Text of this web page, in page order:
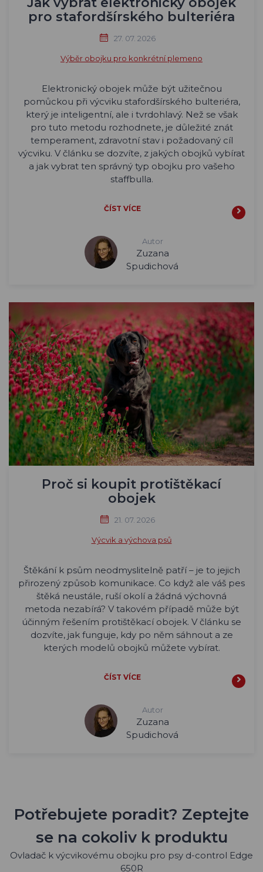
pro stafordšírského bulteriéra
27. 07. 2026
Výběr obojku pro konkrétní plemeno
Elektronický obojek může být užitečnou
pomůckou při výcviku stafordšírského bulteriéra,
který je inteligentní, ale i tvrdohlavý. Než se však
pro tuto metodu rozhodnete, je důležité znát
temperament, zdravotní stav i požadovaný cíl
výcviku. V článku se dozvíte, z jakých obojků vybírat
a jak vybrat ten správný typ obojku pro vašeho
staffbulla.
ČÍST VÍCE
Autor
Zuzana
Spudichová
Proč si koupit protištěkací
obojek
21. 07. 2026
Výcvik a výchova psů
Štěkání k psům neodmyslitelně patří – je to jejich
přirozený způsob komunikace. Co když ale váš pes
štěká neustále, ruší okolí a žádná výchovná
metoda nezabírá? V takovém případě může být
účinným řešením protištěkací obojek. V článku se
dozvíte, jak funguje, kdy po něm sáhnout a ze
kterých modelů obojků můžete vybírat.
ČÍST VÍCE
Autor
Zuzana
Spudichová
Potřebujete poradit? Zeptejte
se na cokoliv k produktu
Ovladač k výcvikovému obojku pro psy d-control Edge
650R